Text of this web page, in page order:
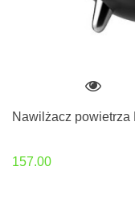
Nawilżacz
157.00